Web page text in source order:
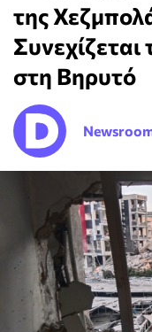
της
στη Βηρυτό